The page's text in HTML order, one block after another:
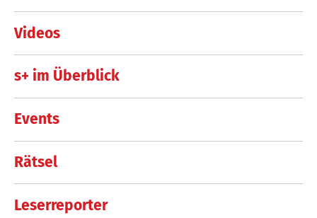
Videos
s+ im Überblick
Events
Rätsel
Leserreporter